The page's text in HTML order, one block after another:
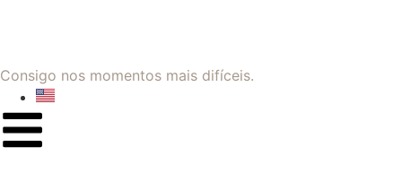
Consigo nos momentos mais difíceis.